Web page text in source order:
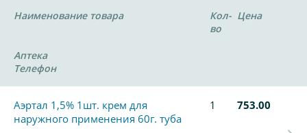
Наименование товара
Кол-
во
Цена
Аптека
Телефон
Аэртал 1,5% 1шт. крем для
наружного применения 60г. туба
1 753.00